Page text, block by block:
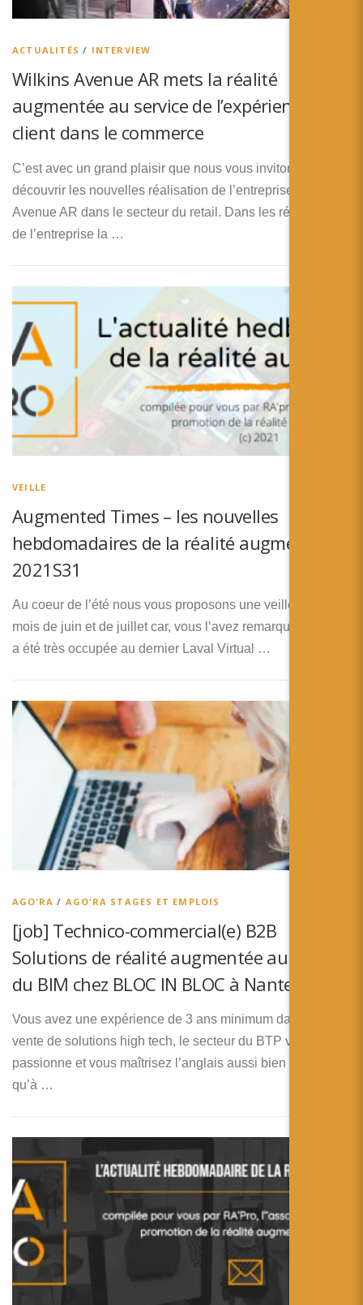
ACTUALITÉS / INTERVIEW
Wilkins Avenue AR mets la réalité
augmentée au service de l’expérience
client dans le commerce
C’est avec un grand plaisir que nous vous invitons à
découvrir les nouvelles réalisation de l’entreprise Wilkins
Avenue AR dans le secteur du retail. Dans les réalisations
de l’entreprise la …
VEILLE
Augmented Times – les nouvelles
hebdomadaires de la réalité augmentée –
2021S31
Au coeur de l’été nous vous proposons une veille sur les
mois de juin et de juillet car, vous l’avez remarqué, RA’pro
a été très occupée au dernier Laval Virtual …
AGO’RA / AGO’RA STAGES ET EMPLOIS
[job] Technico-commercial(e) B2B
Solutions de réalité augmentée au service
du BIM chez BLOC IN BLOC à Nantes
Vous avez une expérience de 3 ans minimum dans la
vente de solutions high tech, le secteur du BTP vous
passionne et vous maîtrisez l’anglais aussi bien à l’oral
qu’à …